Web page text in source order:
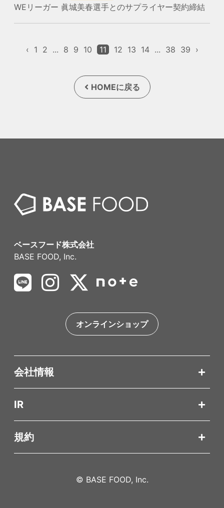
WEリーガー 眞城美春選手とのサプライヤー契約締結
‹ 1 2 ... 8 9 10 11 12 13 14 ... 38 39 ›
HOMEに戻る
ベースフード株式会社
BASE FOOD, Inc.
オンラインショップ
会社情報
IR
規約
© BASE FOOD, Inc.